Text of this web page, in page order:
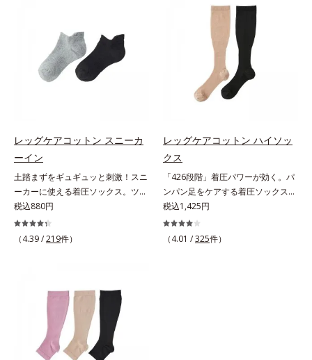
レッグケアコットン スニーカ
ーイン
土踏まずをギュギュッと刺激！スニ
ーカーに使える着圧ソックス。ツボ
押し効果でここちいい！スニーカー
に最適な、くるぶし丈の着圧ソック
スです。土踏まず部分がリブ編み
ックスやニーハイソックスが苦手な
方にもおすすめです。靴ひもをゆる
めずにはけるスニーカーなどを手軽
にはけるのも魅力です。生地が厚ぼ
ったくないので靴ひもをゆるめずに
税込880円
（4.39 /219件）
レッグケアコットン ハイソッ
クス
「426段階」着圧パワーが効く。パ
ンパン足をケアする着圧ソックス。
驚異的な「426段階」着圧で、足す
っきり足指の付け根から上へ、1列
ずつパワーが変わる426段階着圧を
税込1,425円
（4.01 /325件）